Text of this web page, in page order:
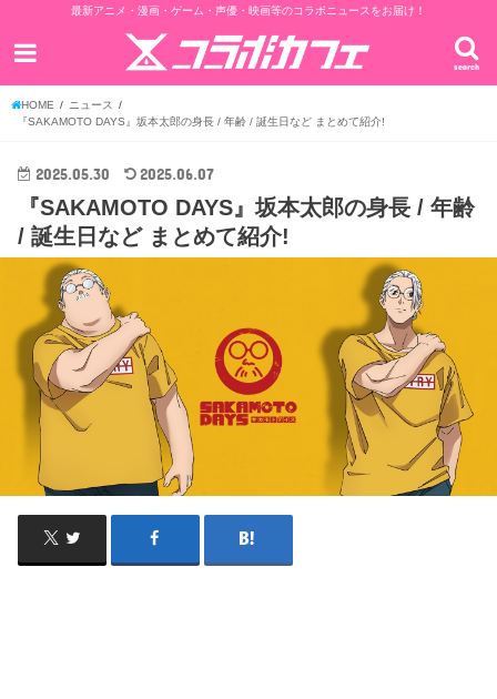
最新アニメ・漫画・ゲーム・声優・映画等のコラボニュースをお届け！
search
HOME
ニュース
『SAKAMOTO DAYS』坂本太郎の身長 / 年齢 / 誕生日など まとめて紹介!
2025.05.30 2025.06.07
『SAKAMOTO DAYS』坂本太郎の身長 / 年齢
/ 誕生日など まとめて紹介!